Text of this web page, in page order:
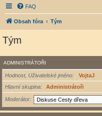
FAQ
Obsah fóra Tým
Tým
ADMINISTRÁTOŘI
Hodnost, Uživatelské jméno
VojtaJ
Hlavní skupina
Administrátoři
Moderátor